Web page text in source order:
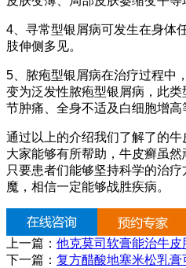
4、寻常型银屑病可发生在身体
肢伸侧多见。
5、脓疱型银屑病在治疗过程中
变为泛发性脓疱型银屑病，此
节肿痛、全身不适及白细胞增高
通过以上的介绍我们了解了的
大家能够有所帮助，牛皮癣虽然
只要患者们能够坚持科学的治
魔，相信一定能够战胜疾病。
上一篇： 他克莫司软膏能治牛皮
下一篇： 复方醋酸地塞米松乳